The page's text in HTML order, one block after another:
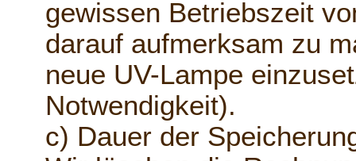
gewissen Betriebszeit
darauf aufmerksam zu
neue UV-Lampe
Notwendigkeit).
c) Dauer der